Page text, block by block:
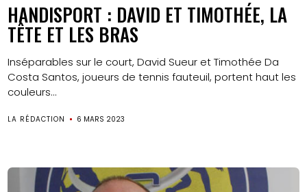
HANDISPORT : DAVID ET TIMOTHÉE, LA
TÊTE ET LES BRAS
Inséparables sur le court, David Sueur et Timothée Da
Costa Santos, joueurs de tennis fauteuil, portent haut les
couleurs...
LA RÉDACTION 6 MARS 2023